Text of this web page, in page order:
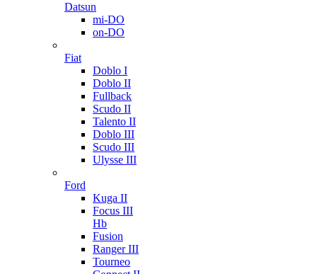
Datsun
mi-DO
on-DO
Fiat
Doblo I
Doblo II
Fullback
Scudo II
Talento II
Doblo III
Scudo III
Ulysse III
Ford
Kuga II
Focus III
Hb
Fusion
Ranger III
Tourneo